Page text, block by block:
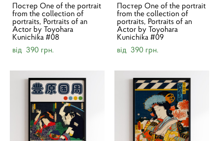
Постер One of the portrait
from the collection of
portraits, Portraits of an
Actor by Toyohara
Kunichika #08
від 390 грн.
Постер One of the portrait
from the collection of
portraits, Portraits of an
Actor by Toyohara
Kunichika #09
від 390 грн.